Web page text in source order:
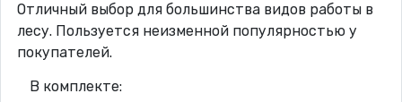
Отличный выбор для большинства видов работы в
лесу. Пользуется неизменной популярностью у
покупателей.
В комплекте: